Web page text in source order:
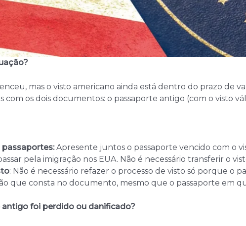
mas o visto americano ainda está dentro do prazo de
com os dois documentos: o passaporte antigo (com o visto
passaportes:Apresente juntos o passaporte vencido com o
pela imigração nos EUA. Não é necessário transferir o
: Não é necessário refazer o processo de visto só porque o
que consta no documento, mesmo que o passaporte em
antigo foi perdido ou danificado?